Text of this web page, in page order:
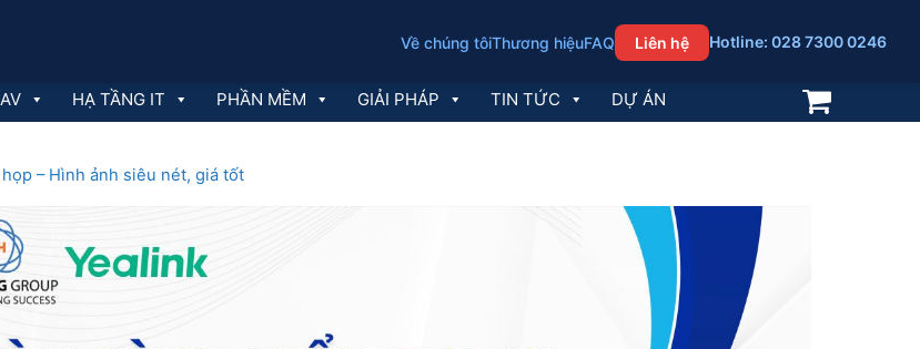
Về chúng tôiThương hiệuFAQ Liên hệ Hotline: 028 7300 0246
HẠ TẦNG IT PHẦN MỀM GIẢI PHÁP TIN TỨC DỰ ÁN
– Hình ảnh siêu nét, giá tốt